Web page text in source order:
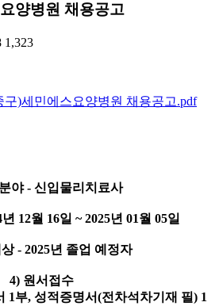
양병원 채용공고
1,323
구)세민에스요양병원 채용공고.pdf
야 - 신입물리치료사
12월 16일 ~ 2025년 01월 05일
- 2025년 졸업 예정자
4) 원서접수
1부, 성적증명서(전차석차기재 필) 1